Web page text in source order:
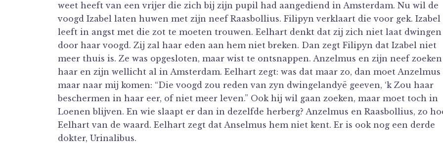
weet heeft van een vrijer die zich bij zijn pupil had aangediend in Amsterdam. Nu wil de
voogd Izabel laten huwen met zijn neef Raasbollius. Filipyn verklaart die voor gek. Izabel
leeft in angst met die zot te moeten trouwen. Eelhart denkt dat zij zich niet laat dwingen
door haar voogd. Zij zal haar eden aan hem niet breken. Dan zegt Filipyn dat Izabel niet
meer thuis is. Ze was opgesloten, maar wist te ontsnappen. Anzelmus en zijn neef zoeken
haar en zijn wellicht al in Amsterdam. Eelhart zegt: was dat maar zo, dan moet Anzelmus
maar naar mij komen: “Die voogd zou reden van zyn dwingelandyë geeven, ‘k Zou haar
beschermen in haar eer, of niet meer leven.” Ook hij wil gaan zoeken, maar moet toch in
Loenen blijven. En wie slaapt er dan in dezelfde herberg? Anzelmus en Raasbollius, zo
Eelhart van de waard. Eelhart zegt dat Anselmus hem niet kent. Er is ook nog een derde
dokter, Urinalibus.